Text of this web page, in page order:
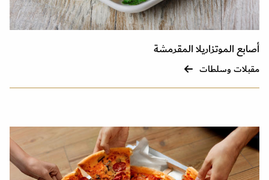
أصابع الموتزاريلا المقرمشة
مقبلات وسلطات